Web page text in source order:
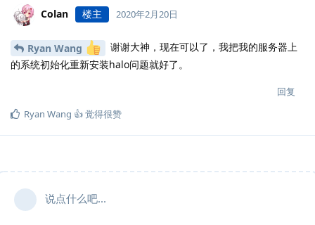
Colan 楼主 2020年2月20日
Ryan Wang
谢谢大神，现在可以了，我把我的服务器上
的系统初始化重新安装halo问题就好了。
回复
Ryan Wang 👍觉得很赞
说点什么吧...